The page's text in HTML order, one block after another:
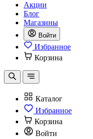
Акции
Блог
Магазины
Войти
Избранное
Корзина
Каталог
Избранное
Корзина
Войти